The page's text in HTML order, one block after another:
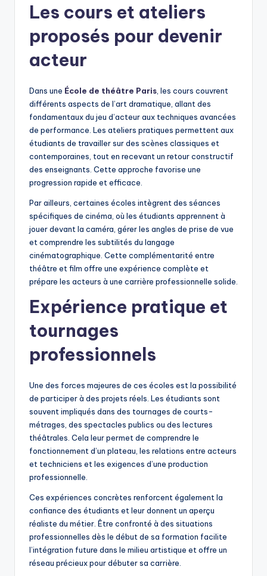
Les cours et ateliers
proposés pour devenir
acteur
Dans une École de théâtre Paris , les cours couvrent
différents aspects de l’art dramatique, allant des
fondamentaux du jeu d’acteur aux techniques avancées
de performance. Les ateliers pratiques permettent aux
étudiants de travailler sur des scènes classiques et
contemporaines, tout en recevant un retour constructif
des enseignants. Cette approche favorise une
progression rapide et efficace.
Par ailleurs, certaines écoles intègrent des séances
spécifiques de cinéma, où les étudiants apprennent à
jouer devant la caméra, gérer les angles de prise de vue
et comprendre les subtilités du langage
cinématographique. Cette complémentarité entre
théâtre et film offre une expérience complète et
prépare les acteurs à une carrière professionnelle solide.
Expérience pratique et
tournages
professionnels
Une des forces majeures de ces écoles est la possibilité
de participer à des projets réels. Les étudiants sont
souvent impliqués dans des tournages de courts-
métrages, des spectacles publics ou des lectures
théâtrales. Cela leur permet de comprendre le
fonctionnement d’un plateau, les relations entre acteurs
et techniciens et les exigences d’une production
professionnelle.
Ces expériences concrètes renforcent également la
confiance des étudiants et leur donnent un aperçu
réaliste du métier. Être confronté à des situations
professionnelles dès le début de sa formation facilite
l’intégration future dans le milieu artistique et offre un
réseau précieux pour débuter sa carrière.